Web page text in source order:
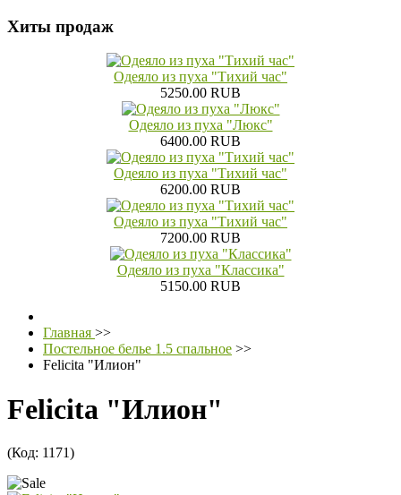
Хиты продаж
Одеяло из пуха "Тихий час"
5250.00 RUB
Одеяло из пуха "Люкс"
6400.00 RUB
Одеяло из пуха "Тихий час"
6200.00 RUB
Одеяло из пуха "Тихий час"
7200.00 RUB
Одеяло из пуха "Классика"
5150.00 RUB
Главная >>
Постельное белье 1.5 спальное >>
Felicita "Илион"
Felicita "Илион"
(Код: 1171)